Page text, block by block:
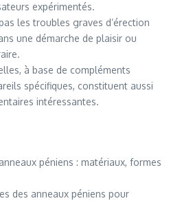
expérimentés.
les troubles graves d’érection
une démarche de plaisir ou
à base de compléments
spécifiques, constituent aussi
intéressantes.
péniens : matériaux, formes
des anneaux péniens pour